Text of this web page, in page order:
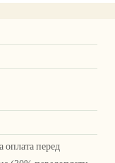
оплата перед